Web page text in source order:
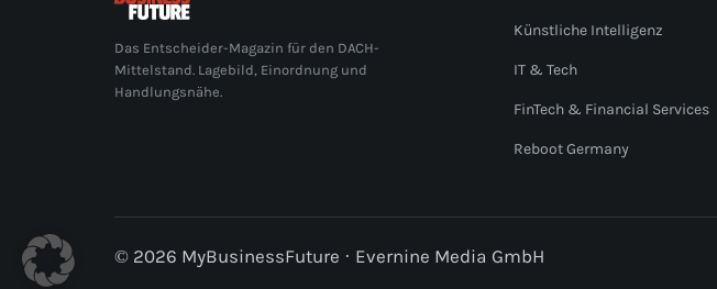
Das Entscheider-Magazin für den DACH-
Mittelstand. Lagebild, Einordnung und
Handlungsnähe.
Künstliche Intelligenz
IT & Tech
FinTech & Financial Services
Reboot Germany
© 2026 MyBusinessFuture · Evernine Media GmbH